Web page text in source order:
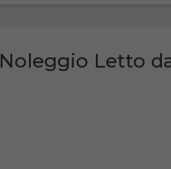
Noleggio Letto